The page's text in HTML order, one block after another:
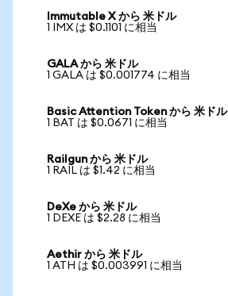
Immutable X から 米ドル
1 IMX は $0.1101 に相当
GALA から 米ドル
1 GALA は $0.001774 に相当
Basic Attention Token から 米ドル
1 BAT は $0.0671 に相当
Railgun から 米ドル
1 RAIL は $1.42 に相当
DeXe から 米ドル
1 DEXE は $2.28 に相当
Aethir から 米ドル
1 ATH は $0.003991 に相当